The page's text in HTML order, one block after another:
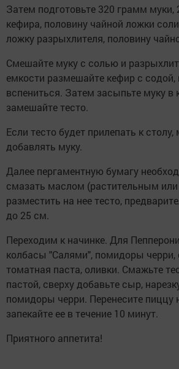
Затем подготовьте 320 грамм муки,
кефира, половину чайной ложки
ложку разрыхлителя, половину
Смешайте муку с солью и
емкости размешайте кефир с
вспениться. Затем засыпьте муку в
замешайте тесто.
Если тесто будет прилепать к
добавлять муку.
Далее пергаментную бумагу
смазать маслом (растительным
разместить на нее тесто,
до 25 см.
Переходим к начинке. Для
колбасы "Салями", помидоры
томатная паста, оливки. Смажьте
пастой, сверху добавьте сыр,
помидоры черри. Перенесите пиццу
запекайте ее в течение 10 минут.
Приятного аппетита!